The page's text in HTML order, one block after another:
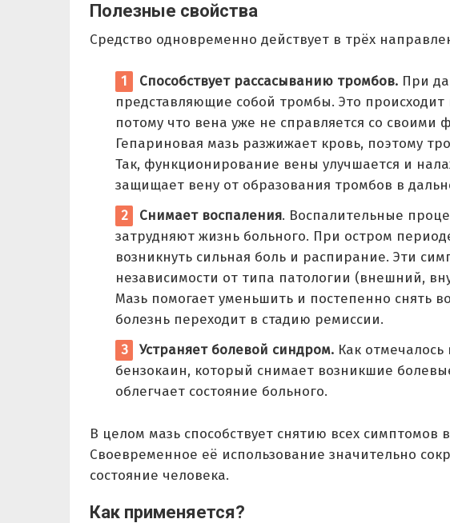
Полезные свойства
Средство одновременно действует в трёх
Способствует рассасыванию тромбов. При
представляющие собой тромбы. Это
потому что вена уже не справляется со своими
Гепариновая мазь разжижает кровь, поэтому
Так, функционирование вены улучшается и
защищает вену от образования тромбов в
Снимает воспаления. Воспалительные
затрудняют жизнь больного. При остром
возникнуть сильная боль и распирание. Эти
независимости от типа патологии (внешний,
Мазь помогает уменьшить и постепенно снять
болезнь переходит в стадию ремиссии.
Устраняет болевой синдром. Как
бензокаин, который снимает возникшие
облегчает состояние больного.
В целом мазь способствует снятию всех симптомов
Своевременное её использование значительно
состояние человека.
Как применяется?